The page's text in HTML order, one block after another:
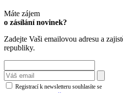
Máte zájem
o zásílání novinek?
Zadejte Vaši emailovou adresu a
republiky.
Registrací k newsletteru souhlasíte se